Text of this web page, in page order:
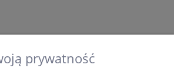
prywatność